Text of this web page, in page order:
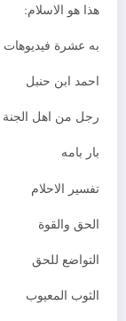
هذا هو الاسلام:
به عشرة
احمد ابن حنبل
رجل من اهل الجنة
بار بامه
تفسير الاحلام
الحق والقوة
التواضع للحق
الثوب المعيوب